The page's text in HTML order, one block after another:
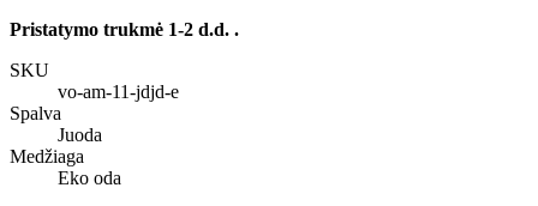
Pristatymo trukmė 1-2 d.d. .
SKU
vo-am-11-jdjd-e
Spalva
Juoda
Medžiaga
Eko oda